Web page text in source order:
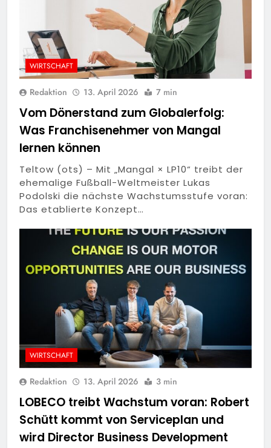
WIRTSCHAFT
Redaktion 13. April 2026 7 min
Vom Dönerstand zum Globalerfolg:
Was Franchisenehmer von Mangal
lernen können
Teltow (ots) – Mit „Mangal × LP10“ treibt der
ehemalige Fußball-Weltmeister Lukas
Podolski die nächste Wachstumsstufe voran:
Das etablierte Konzept…
WIRTSCHAFT
Redaktion 13. April 2026 3 min
LOBECO treibt Wachstum voran: Robert
Schütt kommt von Serviceplan und
wird Director Business Development